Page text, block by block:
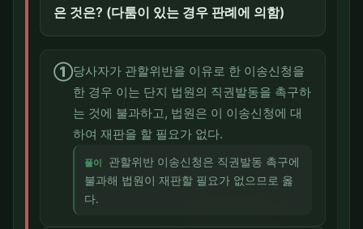
은 것은? (다툼이 있는 경우 판례에 의함)
①당사자가 관할위반을 이유로 한 이송신청을
한 경우 이는 단지 법원의 직권발동을 촉구하
는 것에 불과하고, 법원은 이 이송신청에 대
하여 재판을 할 필요가 없다.
풀이
관할위반 이송신청은 직권발동 촉구에
불과해 법원이 재판할 필요가 없으므로 옳
다.